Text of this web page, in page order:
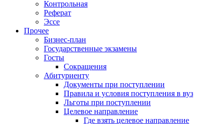
Контрольная
Реферат
Эссе
Прочее
Бизнес-план
Государственные экзамены
Госты
Сокращения
Абитуриенту
Документы при поступлении
Правила и условия поступления в вуз
Льготы при поступлении
Целевое направление
Где взять целевое направление